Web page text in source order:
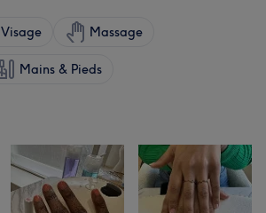
Visage Massage
Mains & Pieds